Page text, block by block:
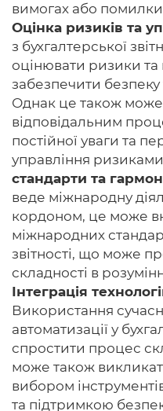
вимогах або помилки
Оцінка ризиків та
з бухгалтерської
оцінювати ризики
забезпечити безпеку
Однак це також
відповідальним
постійної уваги та
управління
стандарти та
веде міжнародну
кордоном, це може
міжнародних
звітності, що може
складності в
Інтеграція
Використання
автоматизації у
спростити процес
може також
вибором
та підтримкою